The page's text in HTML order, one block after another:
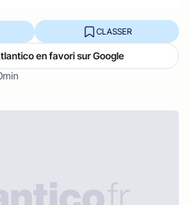
CLASSER
en favori sur Google